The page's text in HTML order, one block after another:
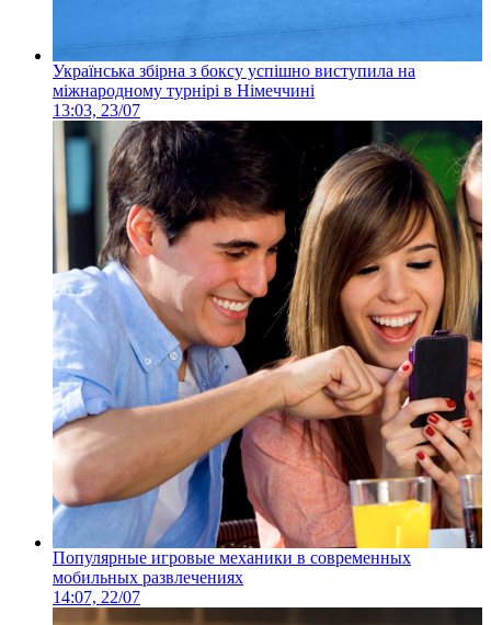
Українська збірна з боксу успішно виступила на
міжнародному турнірі в Німеччині
13:03, 23/07
Популярные игровые механики в современных
мобильных развлечениях
14:07, 22/07